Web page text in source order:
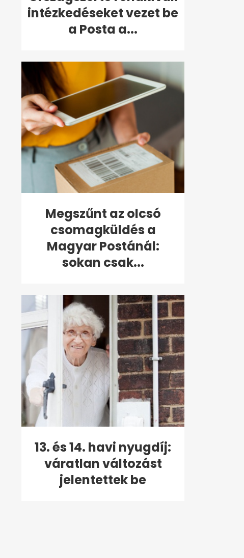
intézkedéseket vezet be
a Posta a...
Megszűnt az olcsó
csomagküldés a
Magyar Postánál:
sokan csak...
13. és 14. havi nyugdíj:
váratlan változást
jelentettek be